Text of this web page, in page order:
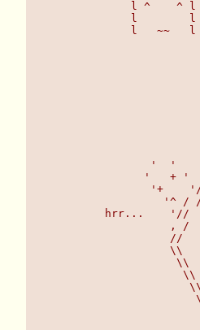
l   ~~